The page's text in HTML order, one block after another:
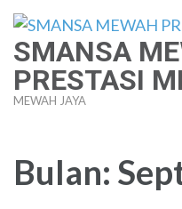
Lompat
konten
(Tekan
Enter)
SMANSA
PRESTASI
MEWAH JAYA
Bulan: